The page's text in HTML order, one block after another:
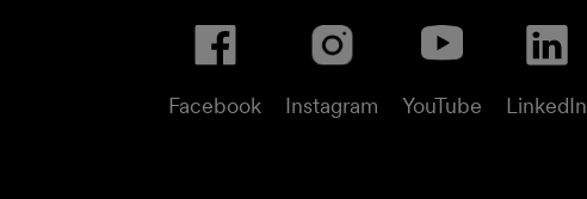
Facebook Instagram YouTube LinkedIn